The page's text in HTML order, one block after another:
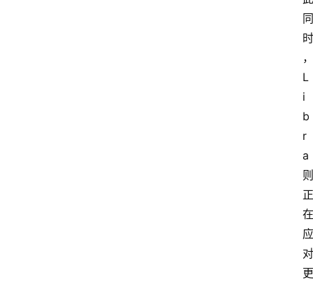
同
时
，
L
i
b
r
a
则
正
在
应
对
更